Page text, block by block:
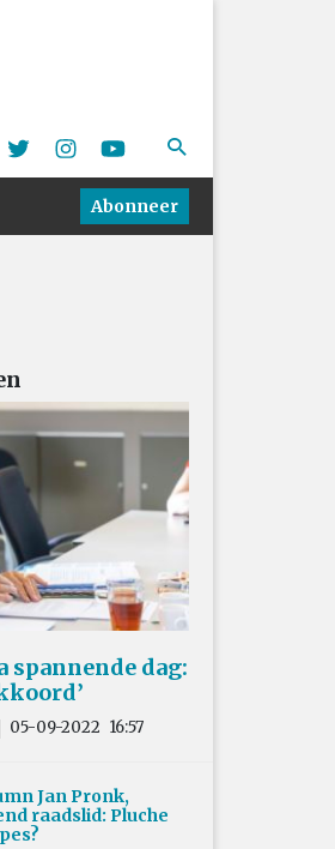
Abonneer
spannende dag:
05-09-2022 16:57
Jan Pronk,
raadslid: Pluche